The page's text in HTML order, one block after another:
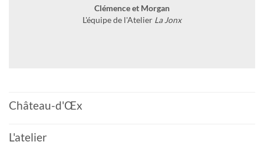
Clémence et Morgan
L'équipe de l'Atelier La Jonx
Château-d'Œx
L'atelier